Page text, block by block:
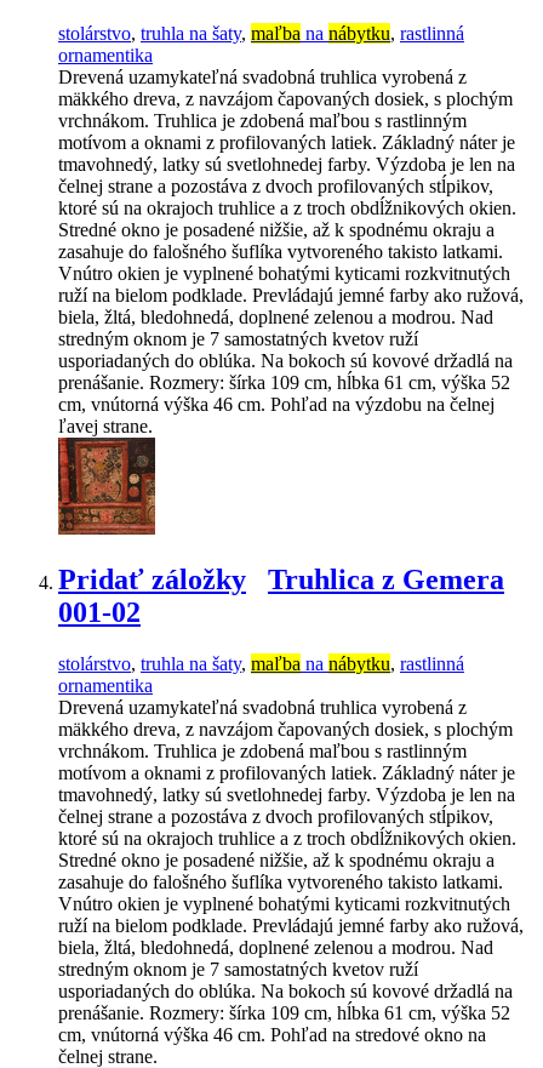
stolárstvo, truhla na šaty, maľba na nábytku, rastlinná
ornamentika
Drevená uzamykateľná svadobná truhlica vyrobená z
mäkkého dreva, z navzájom čapovaných dosiek, s plochým
vrchnákom. Truhlica je zdobená maľbou s rastlinným
motívom a oknami z profilovaných latiek. Základný náter je
tmavohnedý, latky sú svetlohnedej farby. Výzdoba je len na
čelnej strane a pozostáva z dvoch profilovaných stĺpikov,
ktoré sú na okrajoch truhlice a z troch obdĺžnikových okien.
Stredné okno je posadené nižšie, až k spodnému okraju a
zasahuje do falošného šuflíka vytvoreného takisto latkami.
Vnútro okien je vyplnené bohatými kyticami rozkvitnutých
ruží na bielom podklade. Prevládajú jemné farby ako ružová,
biela, žltá, bledohnedá, doplnené zelenou a modrou. Nad
stredným oknom je 7 samostatných kvetov ruží
usporiadaných do oblúka. Na bokoch sú kovové držadlá na
prenášanie. Rozmery: šírka 109 cm, hĺbka 61 cm, výška 52
cm, vnútorná výška 46 cm. Pohľad na výzdobu na čelnej
ľavej strane.
Pridať záložky
Truhlica z Gemera
001-02
stolárstvo, truhla na šaty, maľba na nábytku, rastlinná
ornamentika
Drevená uzamykateľná svadobná truhlica vyrobená z
mäkkého dreva, z navzájom čapovaných dosiek, s plochým
vrchnákom. Truhlica je zdobená maľbou s rastlinným
motívom a oknami z profilovaných latiek. Základný náter je
tmavohnedý, latky sú svetlohnedej farby. Výzdoba je len na
čelnej strane a pozostáva z dvoch profilovaných stĺpikov,
ktoré sú na okrajoch truhlice a z troch obdĺžnikových okien.
Stredné okno je posadené nižšie, až k spodnému okraju a
zasahuje do falošného šuflíka vytvoreného takisto latkami.
Vnútro okien je vyplnené bohatými kyticami rozkvitnutých
ruží na bielom podklade. Prevládajú jemné farby ako ružová,
biela, žltá, bledohnedá, doplnené zelenou a modrou. Nad
stredným oknom je 7 samostatných kvetov ruží
usporiadaných do oblúka. Na bokoch sú kovové držadlá na
prenášanie. Rozmery: šírka 109 cm, hĺbka 61 cm, výška 52
cm, vnútorná výška 46 cm. Pohľad na stredové okno na
čelnej strane.